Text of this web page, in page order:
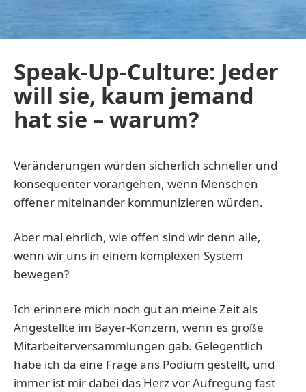
Speak-Up-Culture: Jeder
will sie, kaum jemand
hat sie – warum?
Veränderungen würden sicherlich schneller und
konsequenter vorangehen, wenn Menschen
offener miteinander kommunizieren würden.
Aber mal ehrlich, wie offen sind wir denn alle,
wenn wir uns in einem komplexen System
bewegen?
Ich erinnere mich noch gut an meine Zeit als
Angestellte im Bayer-Konzern, wenn es große
Mitarbeiterversammlungen gab. Gelegentlich
habe ich da eine Frage ans Podium gestellt, und
immer ist mir dabei das Herz vor Aufregung fast